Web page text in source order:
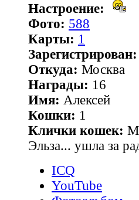
Настроение:
Фото: 588
Карты: 1
Зарегистрирован:
Откуда: Москва
Награды: 16
Имя: Алексей
Кошки: 1
Клички кошек:
Эльза... ушла за
ICQ
YouTube